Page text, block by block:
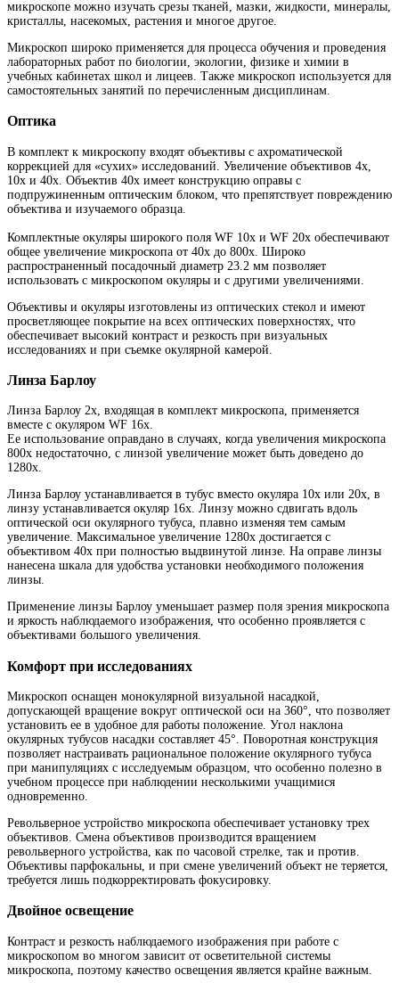
микроскопе можно изучать срезы тканей, мазки, жидкости, минералы,
кристаллы, насекомых, растения и многое другое.
Микроскоп широко применяется для процесса обучения и проведения
лабораторных работ по биологии, экологии, физике и химии в
учебных кабинетах школ и лицеев. Также микроскоп используется для
самостоятельных занятий по перечисленным дисциплинам.
Оптика
В комплект к микроскопу входят объективы с ахроматической
коррекцией для «сухих» исследований. Увеличение объективов 4х,
10х и 40х. Объектив 40x имеет конструкцию оправы с
подпружиненным оптическим блоком, что препятствует повреждению
объектива и изучаемого образца.
Комплектные окуляры широкого поля WF 10х и WF 20х обеспечивают
общее увеличение микроскопа от 40х до 800х. Широко
распространенный посадочный диаметр 23.2 мм позволяет
использовать с микроскопом окуляры и с другими увеличениями.
Объективы и окуляры изготовлены из оптических стекол и имеют
просветляющее покрытие на всех оптических поверхностях, что
обеспечивает высокий контраст и резкость при визуальных
исследованиях и при съемке окулярной камерой.
Линза Барлоу
Линза Барлоу 2х, входящая в комплект микроскопа, применяется
вместе с окуляром WF 16х.
Ее использование оправдано в случаях, когда увеличения микроскопа
800х недостаточно, с линзой увеличение может быть доведено до
1280х.
Линза Барлоу устанавливается в тубус вместо окуляра 10х или 20х, в
линзу устанавливается окуляр 16х. Линзу можно сдвигать вдоль
оптической оси окулярного тубуса, плавно изменяя тем самым
увеличение. Максимальное увеличение 1280х достигается с
объективом 40х при полностью выдвинутой линзе. На оправе линзы
нанесена шкала для удобства установки необходимого положения
линзы.
Применение линзы Барлоу уменьшает размер поля зрения микроскопа
и яркость наблюдаемого изображения, что особенно проявляется с
объективами большого увеличения.
Комфорт при исследованиях
Микроскоп оснащен монокулярной визуальной насадкой,
допускающей вращение вокруг оптической оси на 360°, что позволяет
установить ее в удобное для работы положение. Угол наклона
окулярных тубусов насадки составляет 45°. Поворотная конструкция
позволяет настраивать рациональное положение окулярного тубуса
при манипуляциях с исследуемым образцом, что особенно полезно в
учебном процессе при наблюдении несколькими учащимися
одновременно.
Револьверное устройство микроскопа обеспечивает установку трех
объективов. Смена объективов производится вращением
револьверного устройства, как по часовой стрелке, так и против.
Объективы парфокальны, и при смене увеличений объект не теряется,
требуется лишь подкорректировать фокусировку.
Двойное освещение
Контраст и резкость наблюдаемого изображения при работе с
микроскопом во многом зависит от осветительной системы
микроскопа, поэтому качество освещения является крайне важным.